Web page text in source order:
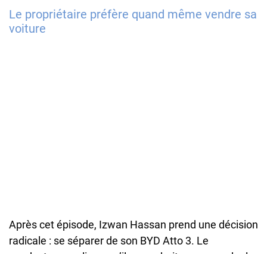
Le propriétaire préfère quand même vendre sa
voiture
Après cet épisode, Izwan Hassan prend une décision
radicale : se séparer de son BYD Atto 3. Le